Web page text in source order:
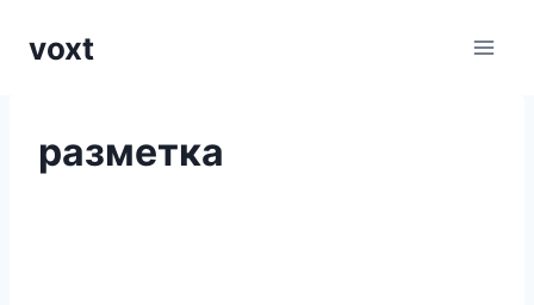
voxt
разметка